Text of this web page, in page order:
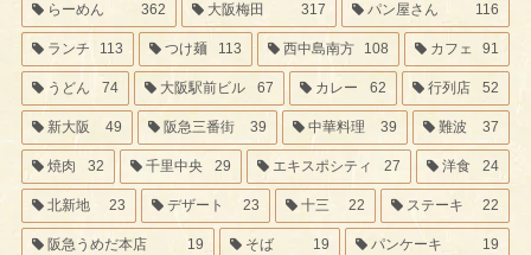
らーめん 362 大阪梅田 317 パン屋さん 116
ランチ 113 つけ麺 113 西中島南方 108 カフェ 91
うどん 74 大阪駅前ビル 67 カレー 62 行列店 52
新大阪 49 阪急三番街 39 中華料理 39 難波 37
焼肉 32 千里中央 29 エキスポシティ 27 洋食 24
北新地 23 デザート 23 十三 22 ステーキ 22
阪急うめだ本店 19 そば 19 パンケーキ 19